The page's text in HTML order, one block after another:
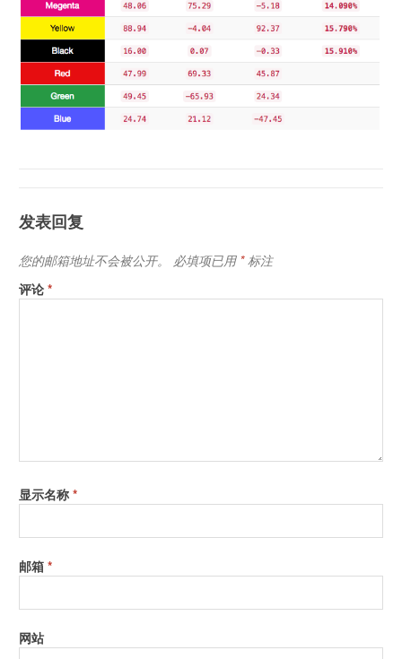
发表回复
您的邮箱地址不会被公开。 必填项已用 *标注
评论*
显示名称*
邮箱*
网站